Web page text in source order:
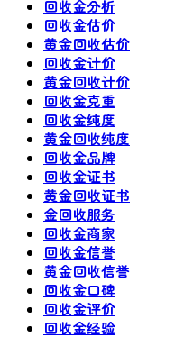
回收金分析
回收金估价
黄金回收估价
回收金计价
黄金回收计价
回收金克重
回收金纯度
黄金回收纯度
回收金品牌
回收金证书
黄金回收证书
金回收服务
回收金商家
回收金信誉
黄金回收信誉
回收金口碑
回收金评价
回收金经验